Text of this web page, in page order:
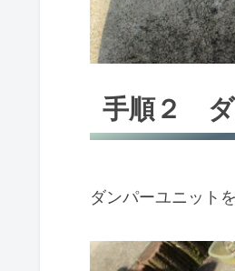
手順２ ダ
ダンパーユニット